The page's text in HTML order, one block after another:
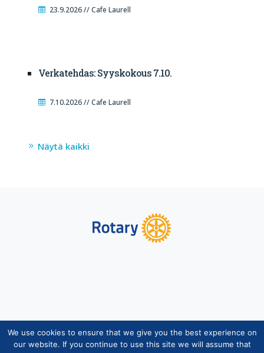
23.9.2026 // Cafe Laurell
Verkatehdas: Syyskokous 7.10.
7.10.2026 // Cafe Laurell
Näytä kaikki
Copyright © Suomen Rotarypalvelu ry 2026 |
Jäsentietojärjestelmän tietosuojaseloste|Henkilötietojen
We use cookies to ensure that we give you the best experience on
our website. If you continue to use this site we will assume that